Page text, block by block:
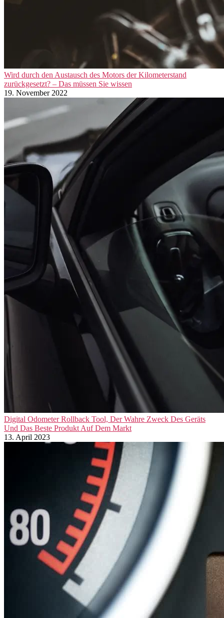
Wird durch den Austausch des Motors der Kilometerstand
zurückgesetzt? – Das müssen Sie wissen
19. November 2022
Digital Odometer Rollback Tool, Der Wahre Zweck Des Geräts
Und Das Beste Produkt Auf Dem Markt
13. April 2023